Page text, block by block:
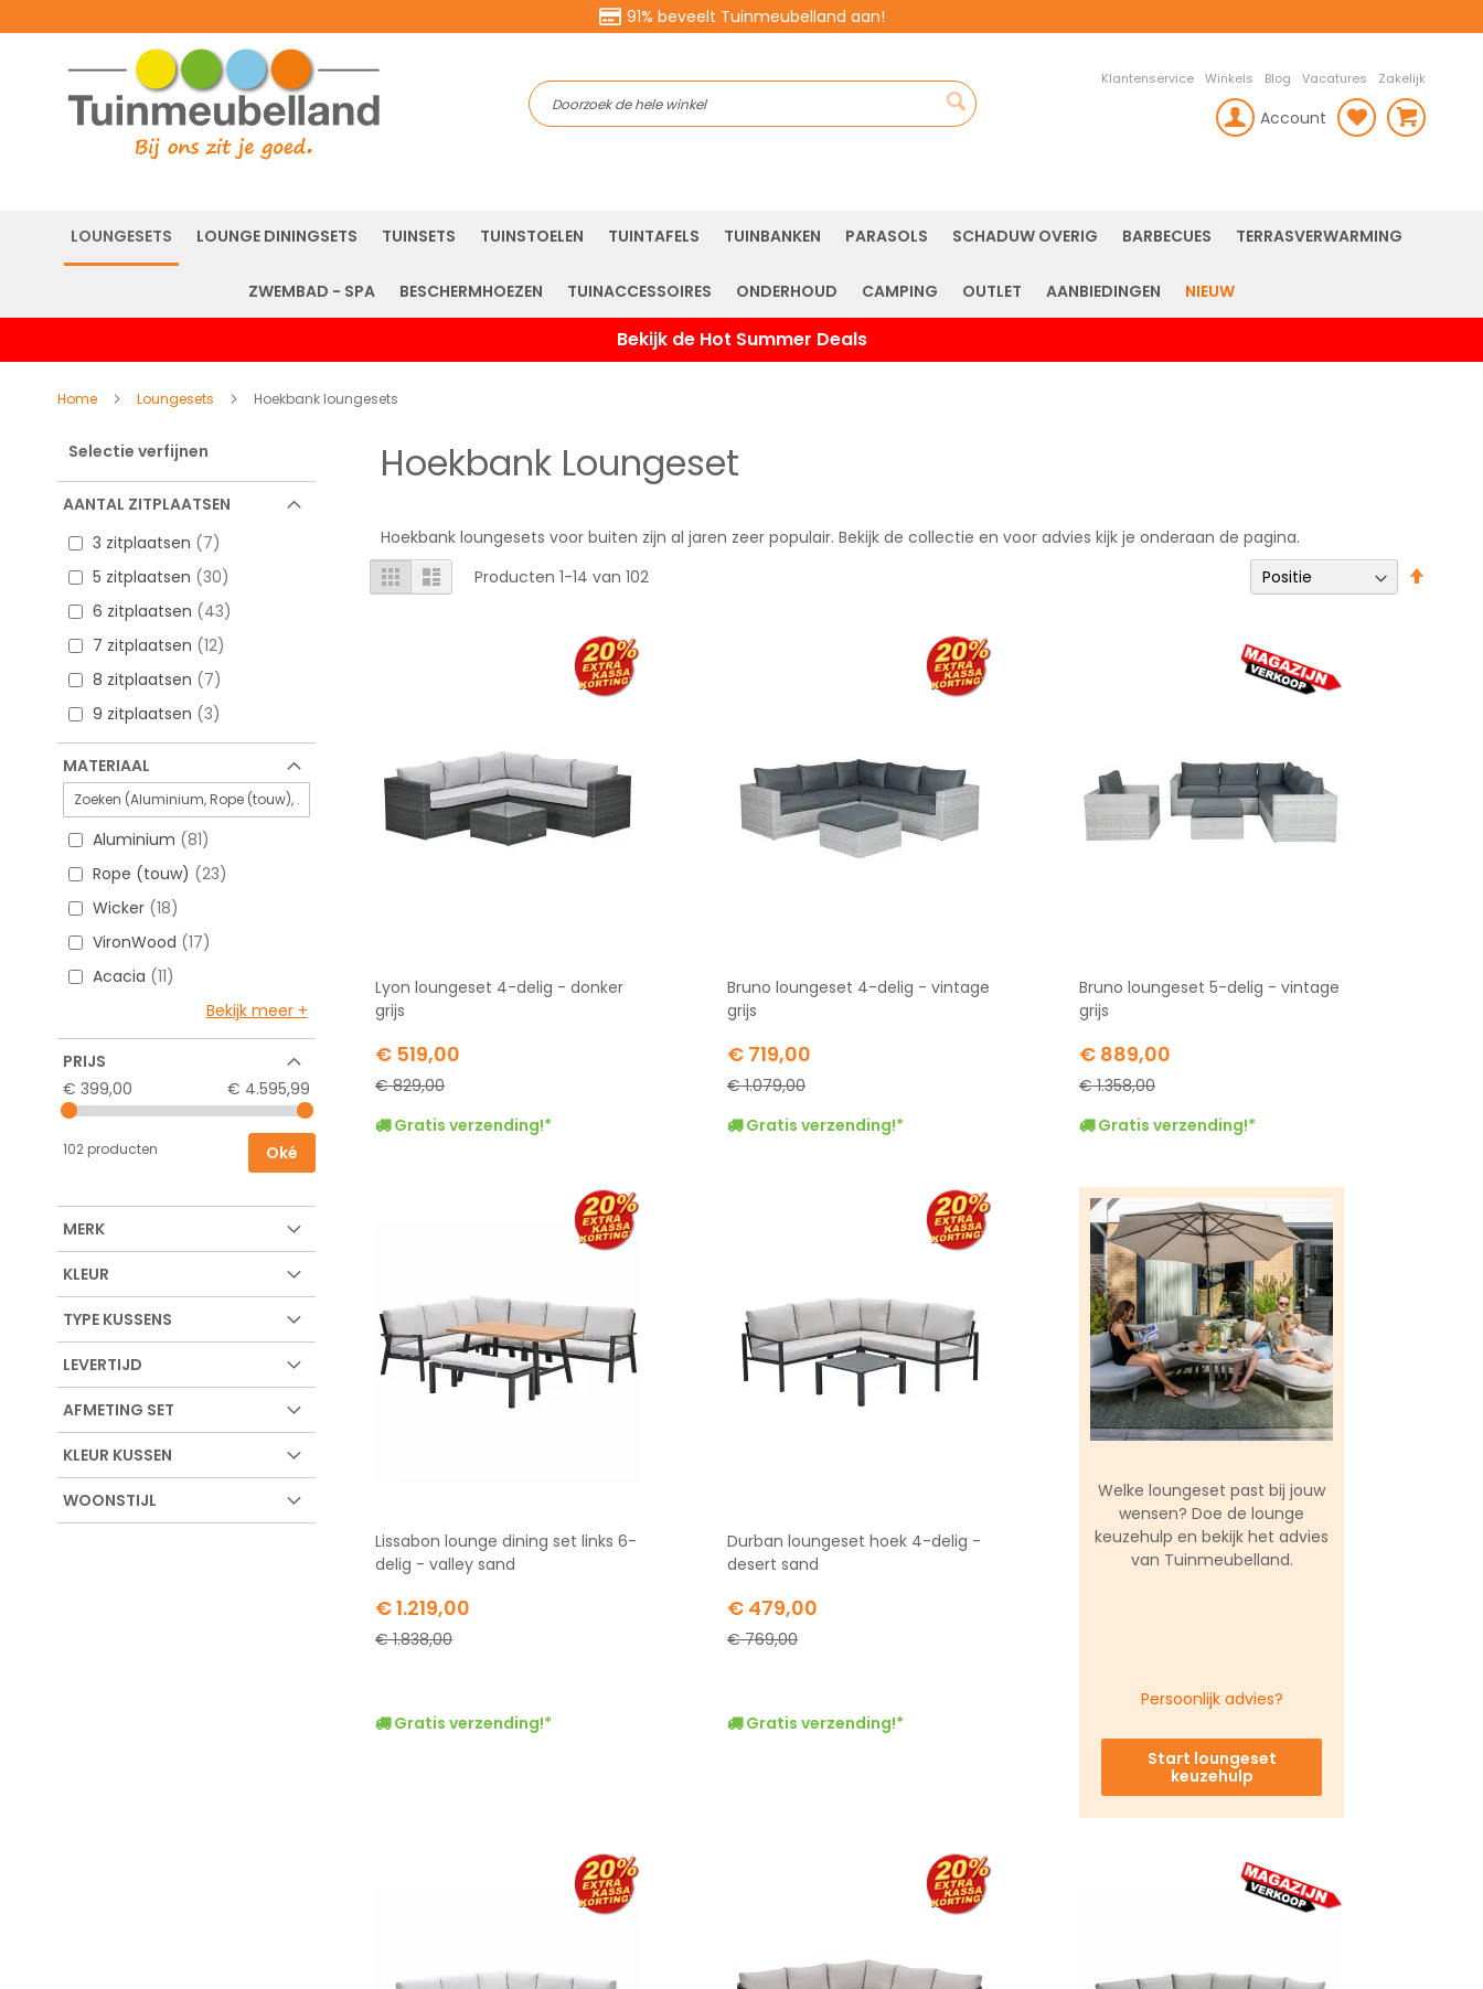
91% beveelt Tuinmeubelland aan!
Search
Klantenservice Winkels Blog Vacatures Zakelijk
Account
LOUNGESETS LOUNGE DININGSETS TUINSETS TUINSTOELEN TUINTAFELS TUINBANKEN PARASOLS SCHADUW OVERIG BARBECUES TERRASVERWARMING
ZWEMBAD - SPA BESCHERMHOEZEN TUINACCESSOIRES ONDERHOUD CAMPING OUTLET AANBIEDINGEN NIEUW
Bekijk de Hot Summer Deals
Home Loungesets Hoekbank loungesets
Hoekbank Loungeset
Hoekbank loungesets voor buiten zijn al jaren zeer populair. Bekijk de collectie en voor advies kijk je onderaan de pagina.
Tonen
als
Foto-
tabel
Lijst Producten1-14 van102
Lyon loungeset 4-delig - donker
grijs
Special
Price
€ 519,00
€ 829,00
Gratis verzending!*
Bruno loungeset 4-delig - vintage
grijs
Special
Price
€ 719,00
€ 1.079,00
Gratis verzending!*
Bruno loungeset 5-delig - vintage
grijs
Special
Price
€ 889,00
€ 1.358,00
Gratis verzending!*
Lissabon lounge dining set links 6-
delig - valley sand
Special
Price
€ 1.219,00
€ 1.838,00
Gratis verzending!*
Durban loungeset hoek 4-delig -
desert sand
Special
Price
€ 479,00
€ 769,00
Gratis verzending!*
Welke loungeset past bij jouw
wensen? Doe de lounge
keuzehulp en bekijk het advies
van Tuinmeubelland.
Persoonlijk advies?
Start loungeset
keuzehulp
Selectie verfijnen
AANTAL ZITPLAATSEN
3 zitplaatsen
7
5 zitplaatsen 30
6 zitplaatsen
43
7 zitplaatsen 12
8 zitplaatsen
7
9 zitplaatsen 3
MATERIAAL
Aluminium
81
Rope (touw)
23
Wicker 18
VironWood 17
Acacia 11
Bekijk meer
PRIJS
€ 399,00
€ 4.595,99
102 producten Oké
MERK
KLEUR
TYPE KUSSENS
LEVERTIJD
AFMETING SET
KLEUR KUSSEN
WOONSTIJL